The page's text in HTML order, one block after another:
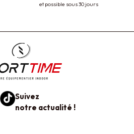
et possible sous 30 jours
Suivez
notre actualité !